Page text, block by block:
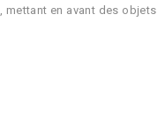
, mettant en avant des